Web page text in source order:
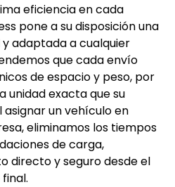
eficiencia en cada
pone a su disposición una
adaptada a cualquier
que cada envío
de espacio y peso, por
unidad exacta que su
un vehículo en
eliminamos los tiempos
de carga,
directo y seguro desde el